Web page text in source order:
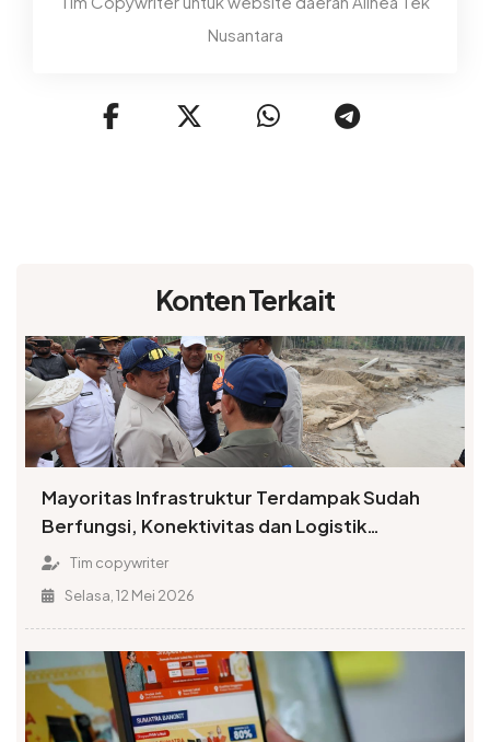
Nusantara
Konten Terkait
Mayoritas Infrastruktur Terdampak Sudah
Berfungsi, Konektivitas dan Logistik
Berangsur Normal
Tim copywriter
Selasa, 12 Mei 2026